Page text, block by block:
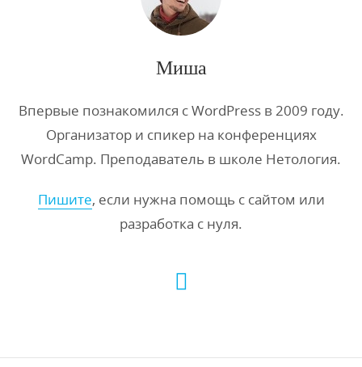
Миша
Впервые познакомился с WordPress в 2009 году.
Организатор и спикер на конференциях
WordCamp. Преподаватель в школе Нетология.
Пишите, если нужна помощь с сайтом или
разработка с нуля.